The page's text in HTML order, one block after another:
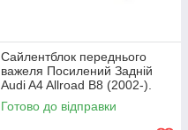
Сайлентблок переднього
важеля Посилений Задній
Audi A4 Allroad B8 (2002-).
Нижній. Корея ACSUSS!
4H0407183 , TD1247W ,
Готово до відправки